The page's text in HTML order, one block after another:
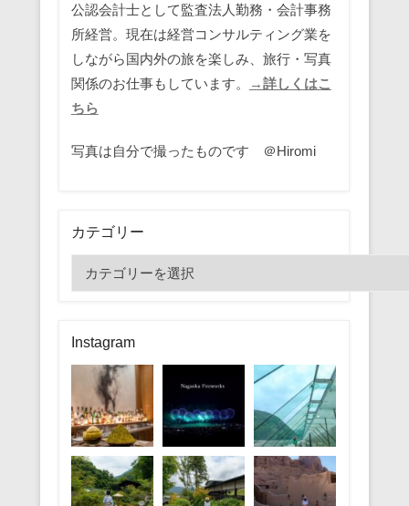
公認会計士として監査法人勤務・会計事務
所経営。現在は経営コンサルティング業を
しながら国内外の旅を楽しみ、旅行・写真
関係のお仕事もしています。
→詳しくはこ
ちら
写真は自分で撮ったものです ＠Hiromi
カテゴリー
テ
リ
ー
Instagram